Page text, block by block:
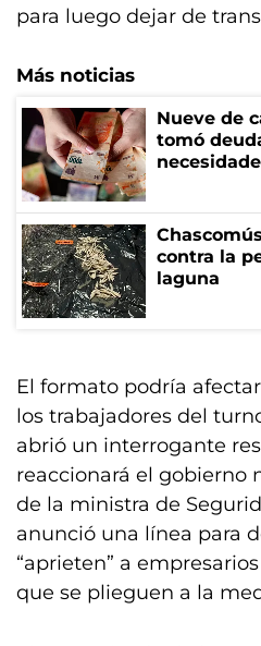
para luego dejar de
Más noticias
Nueve de
tomó
contra la
laguna
El formato podría
los trabajadores del
abrió un interrogante
reaccionará el gobierno
de la ministra de
anunció una línea para
“aprieten” a
que se plieguen a la